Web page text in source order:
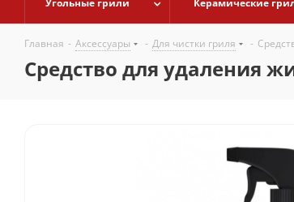
Угольные грили Керамические
Главная - Аксессуары - Для чистки гриля -
Средство для удаления